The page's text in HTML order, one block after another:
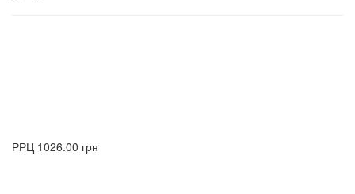
РРЦ 1026.00 грн